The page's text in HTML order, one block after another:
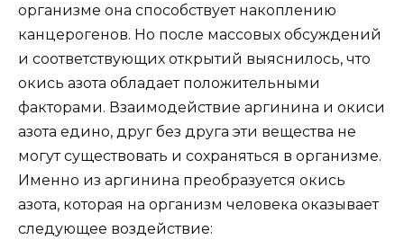
организме она способствует накоплению
канцерогенов. Но после массовых обсуждений
и соответствующих открытий выяснилось, что
окись азота обладает положительными
факторами. Взаимодействие аргинина и окиси
азота едино, друг без друга эти вещества не
могут существовать и сохраняться в организме.
Именно из аргинина преобразуется окись
азота, которая на организм человека оказывает
следующее воздействие: